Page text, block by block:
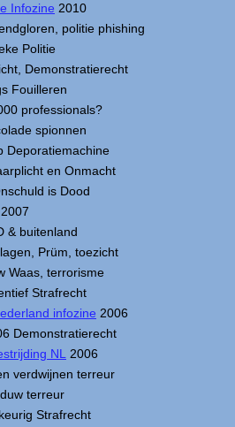
Infozine 2010
politie phishing
Politie
Demonstratierecht
Fouilleren
professionals?
spionnen
Deporatiemachine
en Onmacht
is Dood
2007
& buitenland
Prüm, toezicht
Waas, terrorisme
Strafrecht
infozine 2006
Demonstratierecht
NL
2006
verdwijnen terreur
terreur
Strafrecht